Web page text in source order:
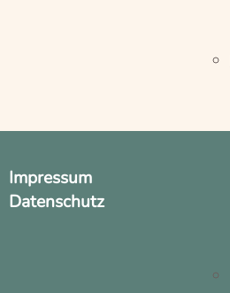
Impressum
Datenschutz